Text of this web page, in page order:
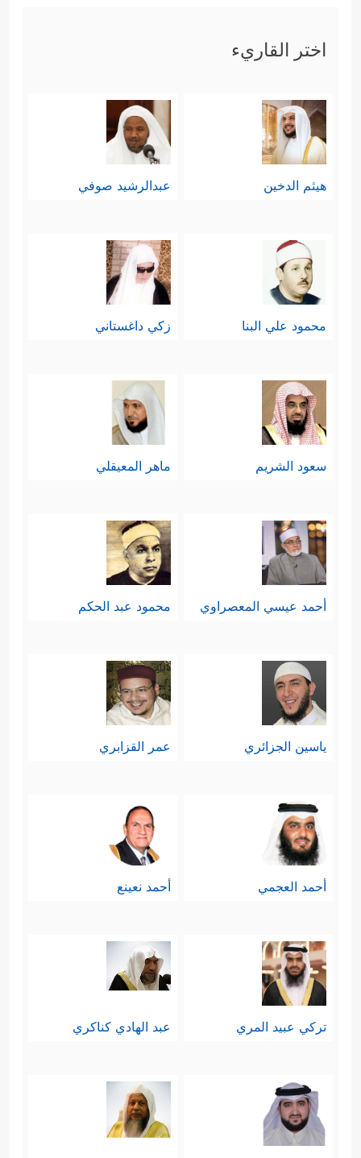
اختر القاريء
هيثم الدخين عبدالرشيد صوفي
محمود علي البنا زكي داغستاني
سعود الشريم ماهر المعيقلي
أحمد عيسي المعصراوي محمود عبد الحكم
ياسين الجزائري عمر القزابري
أحمد العجمي أحمد نعينع
تركي عبيد المري عبد الهادي كناكري